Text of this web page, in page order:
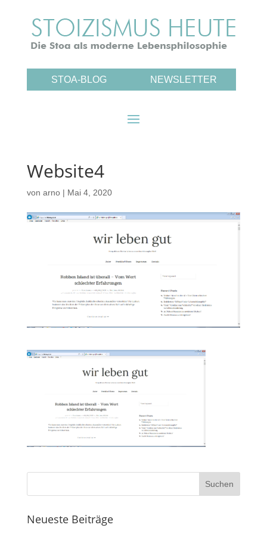
STOA-BLOG NEWSLETTER
Website4
von arno| Mai 4, 2020
Neueste Beiträge